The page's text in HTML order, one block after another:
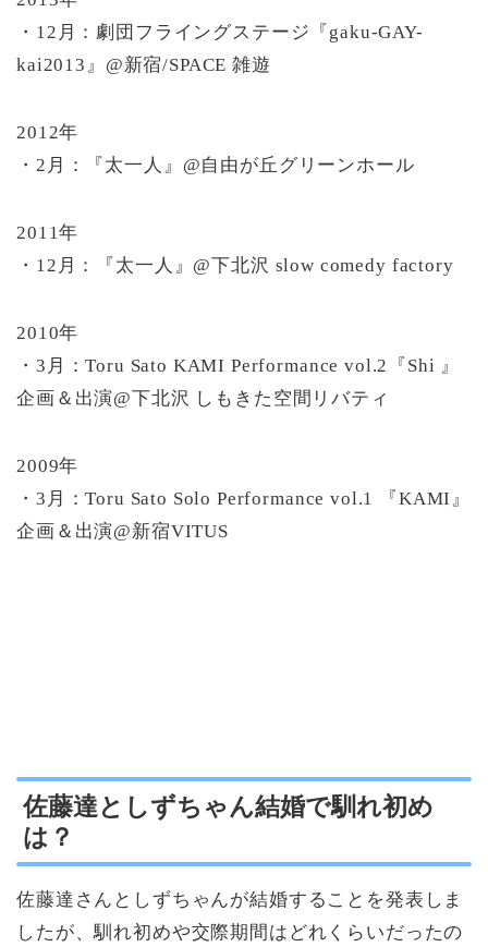
・12月：劇団フライングステージ『gaku-GAY-
kai2013』@新宿/SPACE 雑遊
2012年
・2月：『太一人』@自由が丘グリーンホール
2011年
・12月：『太一人』@下北沢 slow comedy factory
2010年
・3月：Toru Sato KAMI Performance vol.2『Shi 』
企画＆出演@下北沢 しもきた空間リバティ
2009年
・3月：Toru Sato Solo Performance vol.1 『KAMI』
企画＆出演@新宿VITUS
佐藤達としずちゃん結婚で馴れ初め
は？
佐藤達さんとしずちゃんが結婚することを発表しま
したが、馴れ初めや交際期間はどれくらいだったの